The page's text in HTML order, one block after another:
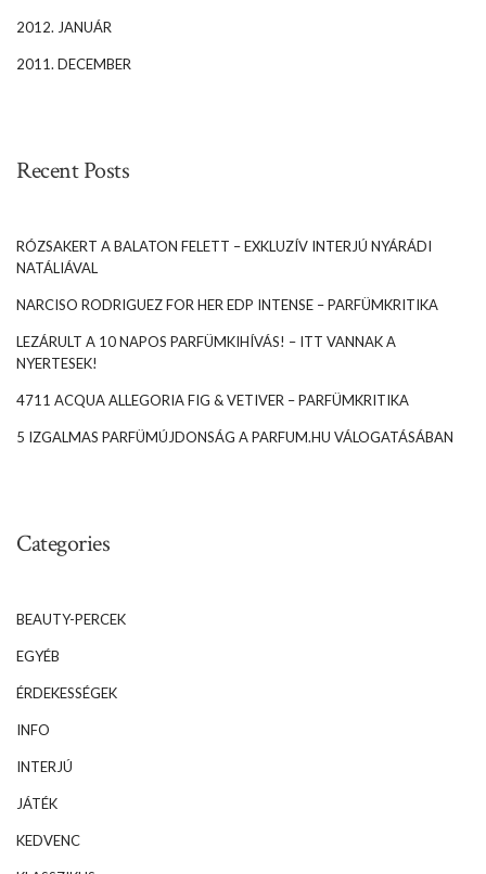
2012. JANUÁR
2011. DECEMBER
Recent Posts
RÓZSAKERT A BALATON FELETT – EXKLUZÍV INTERJÚ NYÁRÁDI
NATÁLIÁVAL
NARCISO RODRIGUEZ FOR HER EDP INTENSE – PARFÜMKRITIKA
LEZÁRULT A 10 NAPOS PARFÜMKIHÍVÁS! – ITT VANNAK A
NYERTESEK!
4711 ACQUA ALLEGORIA FIG & VETIVER – PARFÜMKRITIKA
5 IZGALMAS PARFÜMÚJDONSÁG A PARFUM.HU VÁLOGATÁSÁBAN
Categories
BEAUTY-PERCEK
EGYÉB
ÉRDEKESSÉGEK
INFO
INTERJÚ
JÁTÉK
KEDVENC